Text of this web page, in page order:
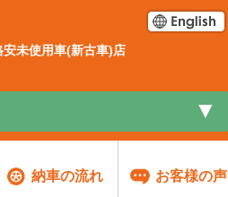
未使用車(新古車)店
▼
納車の流れ お客様の声